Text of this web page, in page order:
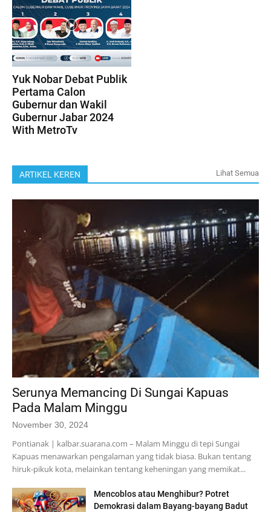
Yuk Nobar Debat Publik
Pertama Calon
Gubernur dan Wakil
Gubernur Jabar 2024
With MetroTv
ARTIKEL KEREN Lihat Semua
Serunya Memancing Di Sungai Kapuas
Pada Malam Minggu
November 30, 2024
Pontianak | kalbar.suarana.com – Malam Minggu di tepi Sungai
Kapuas menawarkan pengalaman yang tidak biasa. Bukan tentang
hiruk-pikuk kota, melainkan tentang keheningan yang memikat...
Mencoblos atau Menghibur? Potret
Demokrasi dalam Bayang-bayang Badut